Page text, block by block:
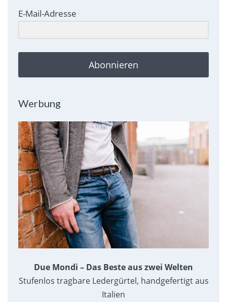
E-Mail-Adresse
Abonnieren
Werbung
Due Mondi – Das Beste aus zwei Welten
Stufenlos tragbare Ledergürtel, handgefertigt aus
Italien